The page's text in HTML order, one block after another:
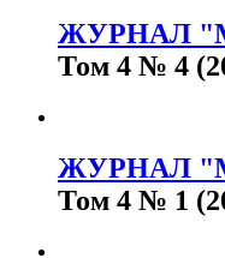
ЖУРНАЛ
Том 4 № 4
ЖУРНАЛ
Том 4 № 1